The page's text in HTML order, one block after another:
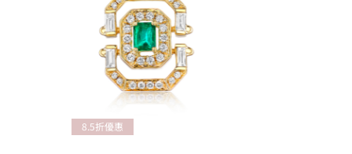
8.5折優惠